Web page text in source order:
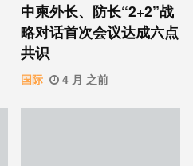
中柬外长、防长“2+2”战
略对话首次会议达成六点
共识
国际 4 月 之前